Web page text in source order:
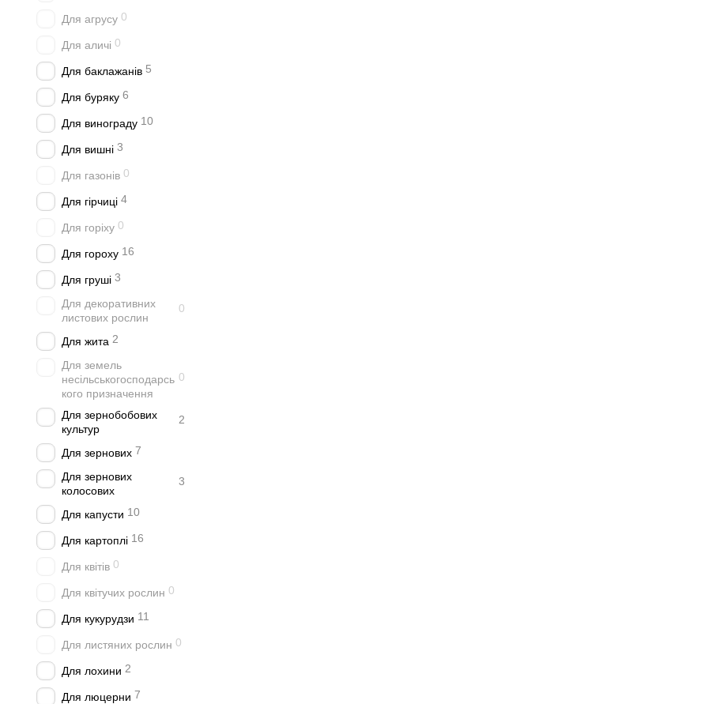
Для агрусу 0
Для аличі 0
Для баклажанів 5
Для буряку 6
Для винограду 10
Для вишні 3
Для газонів 0
Для гірчиці 4
Для горіху 0
Для гороху 16
Для груші 3
Для декоративних
листових рослин
0
Для жита 2
Для земель
несільськогосподарсь
кого призначення
0
Для зернобобових
культур
2
Для зернових 7
Для зернових
колосових
3
Для капусти 10
Для картоплі 16
Для квітів 0
Для квітучих рослин 0
Для кукурудзи 11
Для листяних рослин 0
Для лохини 2
Для люцерни 7